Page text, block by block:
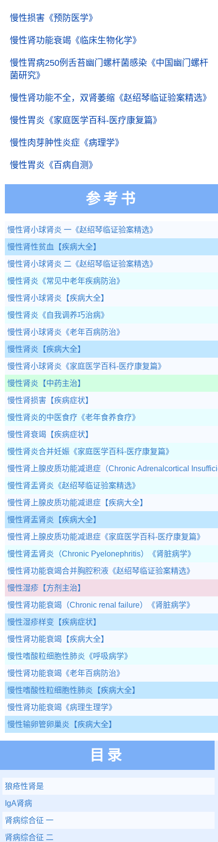
慢性损害 《预防医学》
慢性肾功能衰竭 《临床生物化学》
慢性胃病250例舌苔幽门螺杆菌感染 《中国幽门螺杆
菌研究》
慢性肾功能不全，双肾萎缩 《赵绍琴临证验案精选》
慢性胃炎 《家庭医学百科-医疗康复篇》
慢性肉芽肿性炎症 《病理学》
慢性胃炎 《百病自测》
参考书
慢性肾小球肾炎 一 《赵绍琴临证验案精选》
慢性肾性贫血 【疾病大全】
慢性肾小球肾炎 二 《赵绍琴临证验案精选》
慢性肾炎 《常见中老年疾病防治》
慢性肾小球肾炎 【疾病大全】
慢性肾炎 《自我调养巧治病》
慢性肾小球肾炎 《老年百病防治》
慢性肾炎 【疾病大全】
慢性肾小球肾炎 《家庭医学百科-医疗康复篇》
慢性肾炎 【中药主治】
慢性肾损害 【疾病症状】
慢性肾炎的中医食疗 《老年食养食疗》
慢性肾衰竭 【疾病症状】
慢性肾炎合并妊娠 《家庭医学百科-医疗康复篇》
慢性肾上腺皮质功能减退症（Chronic Adrenalcortical
慢性肾盂肾炎 《赵绍琴临证验案精选》
慢性肾上腺皮质功能减退症 【疾病大全】
慢性肾盂肾炎 【疾病大全】
慢性肾上腺皮质功能减退症 《家庭医学百科-医疗康复篇》
慢性肾盂肾炎（Chronic Pyelonephritis） 《肾脏病学》
慢性肾功能衰竭合并胸腔积液 《赵绍琴临证验案精选》
慢性湿疹 【方剂主治】
慢性肾功能衰竭（Chronic renal failure） 《肾脏病学》
慢性湿疹样变 【疾病症状】
慢性肾功能衰竭 【疾病大全】
慢性嗜酸粒细胞性肺炎 《呼吸病学》
慢性肾功能衰竭 《老年百病防治》
慢性嗜酸性粒细胞性肺炎 【疾病大全】
慢性肾功能衰竭 《病理生理学》
慢性输卵管卵巢炎 【疾病大全】
目录
狼疮性肾是
IgA肾病
肾病综合征 一
肾病综合征 二